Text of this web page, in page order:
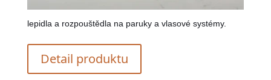
lepidla a rozpouštědla na paruky a vlasové systémy.
Detail produktu